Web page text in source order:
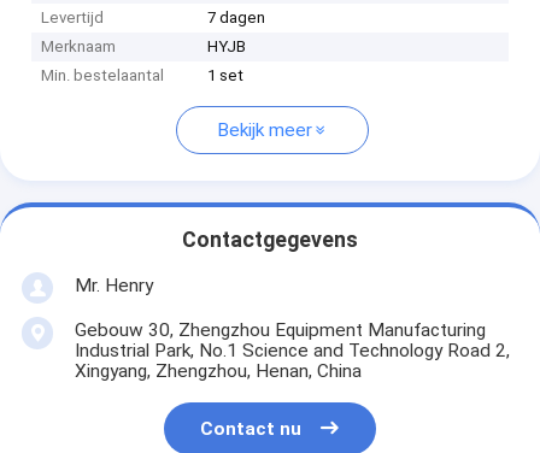
Levertijd
7 dagen
Merknaam
HYJB
Min. bestelaantal
1 set
Bekijk meer
Contactgegevens
Mr. Henry
Gebouw 30, Zhengzhou Equipment Manufacturing
Industrial Park, No.1 Science and Technology Road 2,
Xingyang, Zhengzhou, Henan, China
Contact nu